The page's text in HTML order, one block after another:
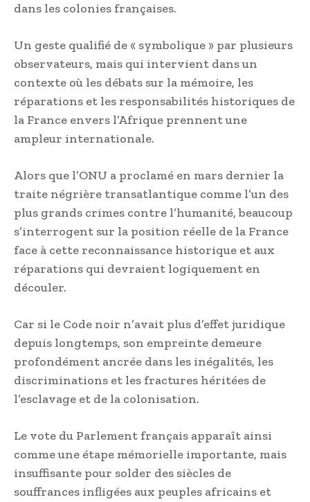
dans les colonies françaises.
Un geste qualifié de « symbolique » par plusieurs
observateurs, mais qui intervient dans un
contexte où les débats sur la mémoire, les
réparations et les responsabilités historiques de
la France envers l’Afrique prennent une
ampleur internationale.
Alors que l’ONU a proclamé en mars dernier la
traite négrière transatlantique comme l’un des
plus grands crimes contre l’humanité, beaucoup
s’interrogent sur la position réelle de la France
face à cette reconnaissance historique et aux
réparations qui devraient logiquement en
découler.
Car si le Code noir n’avait plus d’effet juridique
depuis longtemps, son empreinte demeure
profondément ancrée dans les inégalités, les
discriminations et les fractures héritées de
l’esclavage et de la colonisation.
Le vote du Parlement français apparaît ainsi
comme une étape mémorielle importante, mais
insuffisante pour solder des siècles de
souffrances infligées aux peuples africains et